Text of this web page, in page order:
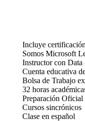
Incluye
Somos Microsoft
Instructor con
Cuenta educativa
Bolsa de Trabajo
32 horas
Preparación Oficial
Cursos sincrónicos
Clase en español